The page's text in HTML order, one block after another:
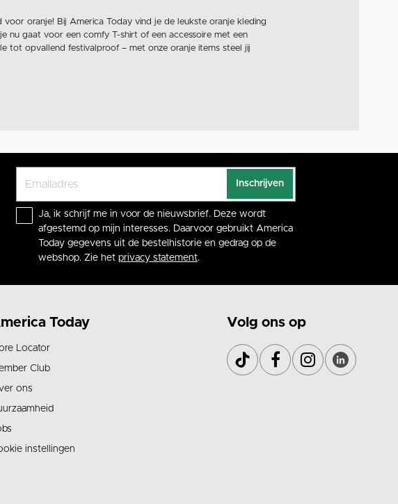
oranje! Bij America Today vind je de leukste oranje kleding
nu gaat voor een comfy T-shirt of een accessoire met een
tot opvallend festivalproof – met onze oranje items steel jij
Inschrijven
Ja, ik schrijf me in voor de nieuwsbrief. Deze wordt
afgestemd op mijn interesses. Daarvoor gebruikt America
Today gegevens uit de bestelhistorie en gedrag op de
webshop. Zie het privacy statement.
Today
Locator
Club
ons
instellingen
Volg ons op